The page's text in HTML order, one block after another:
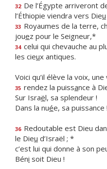
32 De l’Égypte arriveront
l’Éthiopie viendra vers Dieu
33 Royaumes de la terre,
jouez pour le Seigneur,*
34 celui qui chevauche au
les cieux antiques.
Voici qu’il élève la voix, une
35 rendez la puissance à
Sur Israël, sa splendeur !
Dans la nuée, sa puissance !
36 Redoutable est Dieu
le Dieu d’Israël ; *
c’est lui qui donne à son
Béni soit Dieu !